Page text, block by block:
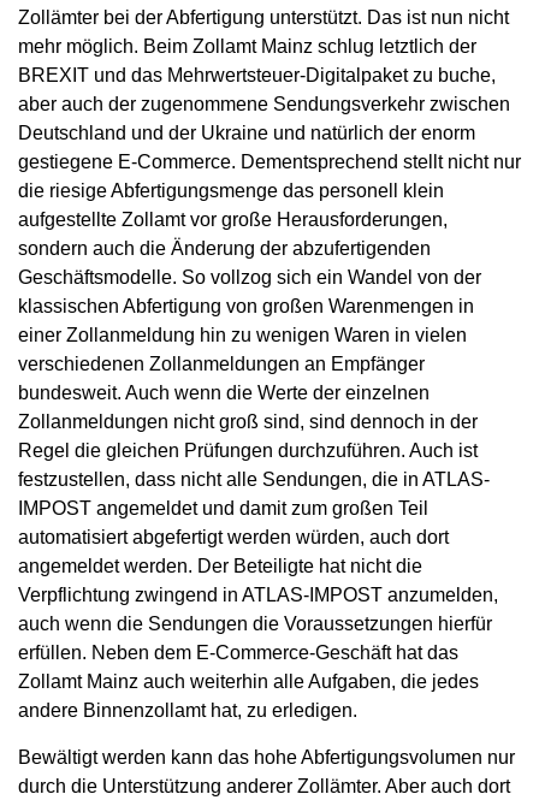
Zollämter bei der Abfertigung unterstützt. Das ist nun nicht
mehr möglich. Beim Zollamt Mainz schlug letztlich der
BREXIT und das Mehrwertsteuer-Digitalpaket zu buche,
aber auch der zugenommene Sendungsverkehr zwischen
Deutschland und der Ukraine und natürlich der enorm
gestiegene E-Commerce. Dementsprechend stellt nicht nur
die riesige Abfertigungsmenge das personell klein
aufgestellte Zollamt vor große Herausforderungen,
sondern auch die Änderung der abzufertigenden
Geschäftsmodelle. So vollzog sich ein Wandel von der
klassischen Abfertigung von großen Warenmengen in
einer Zollanmeldung hin zu wenigen Waren in vielen
verschiedenen Zollanmeldungen an Empfänger
bundesweit. Auch wenn die Werte der einzelnen
Zollanmeldungen nicht groß sind, sind dennoch in der
Regel die gleichen Prüfungen durchzuführen. Auch ist
festzustellen, dass nicht alle Sendungen, die in ATLAS-
IMPOST angemeldet und damit zum großen Teil
automatisiert abgefertigt werden würden, auch dort
angemeldet werden. Der Beteiligte hat nicht die
Verpflichtung zwingend in ATLAS-IMPOST anzumelden,
auch wenn die Sendungen die Voraussetzungen hierfür
erfüllen. Neben dem E-Commerce-Geschäft hat das
Zollamt Mainz auch weiterhin alle Aufgaben, die jedes
andere Binnenzollamt hat, zu erledigen.
Bewältigt werden kann das hohe Abfertigungsvolumen nur
durch die Unterstützung anderer Zollämter. Aber auch dort